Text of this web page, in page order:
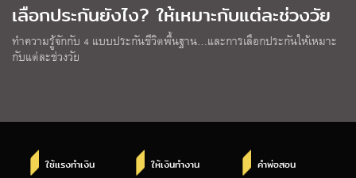
เลือกประกันยังไง? ให้เหมาะกับแต่ละช่วงวัย
ทำความรู้จักกับ 4 แบบประกันชีวิตพื้นฐาน…และการเลือกประกันให้เหมาะ
กับแต่ละช่วงวัย
ใช้แรงทำเงิน ให้เงินทำงาน คำพ่อสอน